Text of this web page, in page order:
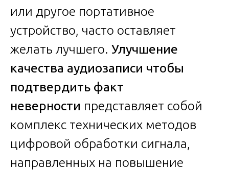
или другое портативное
устройство, часто оставляет
желать лучшего. Улучшение
качества аудиозаписи чтобы
подтвердить факт
неверности представляет собой
комплекс технических методов
цифровой обработки сигнала,
направленных на повышение